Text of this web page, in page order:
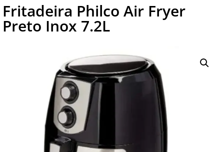
Fritadeira Philco Air Fryer
Preto Inox 7.2L